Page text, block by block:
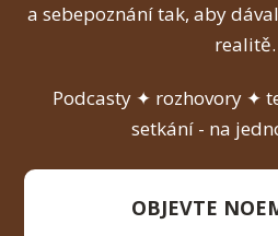
a sebepoznání tak, aby
realitě.
Podcasty ✦ rozhovory ✦
setkání - na
OBJEVTE